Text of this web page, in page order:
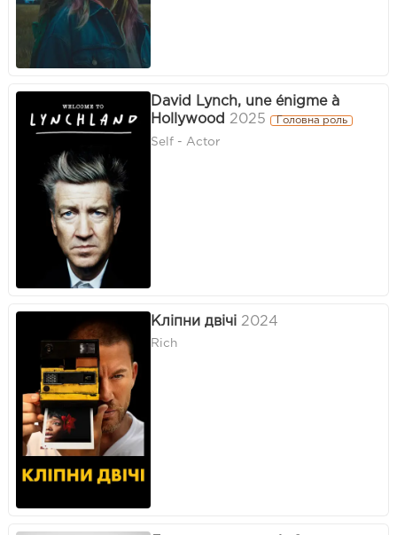
David Lynch, une énigme à
Hollywood 2025 Головна роль
Self - Actor
Кліпни двічі 2024
Rich